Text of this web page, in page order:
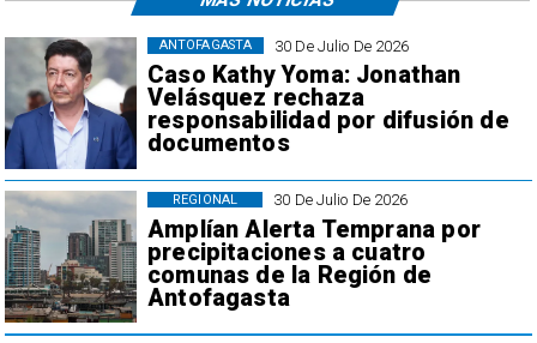
30 De Julio De 2026
Caso Kathy Yoma: Jonathan
Velásquez rechaza
responsabilidad por difusión de
documentos
ANTOFAGASTA
30 De Julio De 2026
Amplían Alerta Temprana por
precipitaciones a cuatro
comunas de la Región de
Antofagasta
REGIONAL